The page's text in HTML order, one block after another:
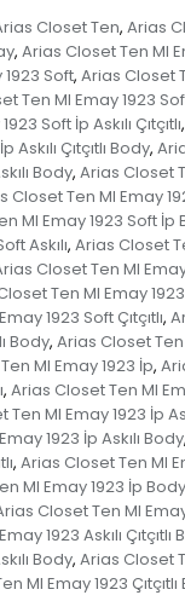
Closet Ten, Arias
, Arias Closet Ten MI
Soft, Arias Closet
Ten MI Emay 1923 Soft
Soft İp Askılı Çıtçıtlı,
Askılı Çıtçıtlı Body,
Body, Arias Closet
Closet Ten MI Emay
MI Emay 1923 Soft İp
Askılı, Arias Closet
Closet Ten MI Emay
Ten MI Emay
1923 Soft Çıtçıtlı,
Body, Arias Closet Ten
MI Emay 1923 İp,
, Arias Closet Ten MI
MI Emay 1923 İp
1923 İp Askılı Body,
, Arias Closet Ten MI
MI Emay 1923 İp Body
Closet Ten MI Emay
1923 Askılı Çıtçıtlı
Body, Arias Closet
MI Emay 1923 Çıtçıtlı